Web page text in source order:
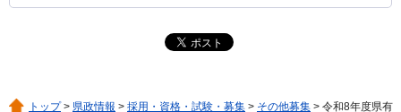
トップ> 県政情報 > 採用・資格・試験・募集 > その他募集 > 令和8年度県有